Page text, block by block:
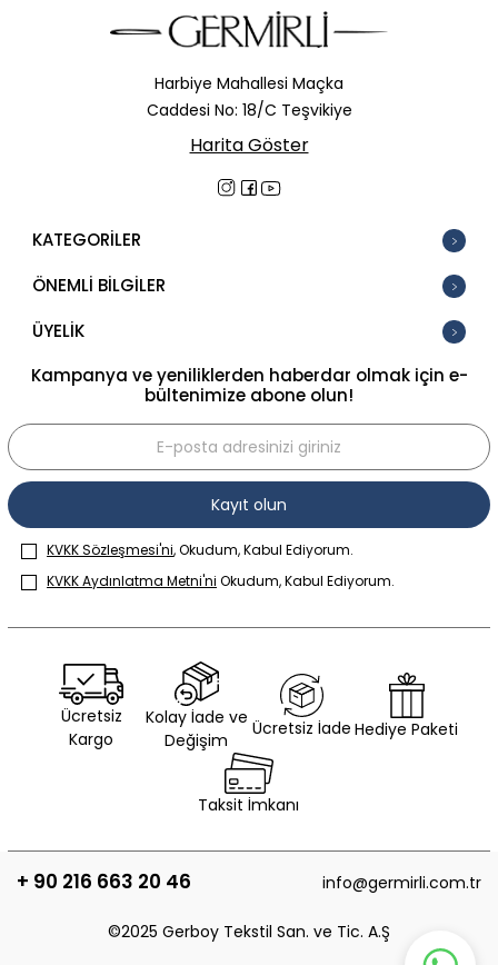
Harbiye Mahallesi Maçka
Caddesi No: 18/C Teşvikiye
Harita Göster
KATEGORİLER
ÖNEMLİ BİLGİLER
ÜYELİK
Kampanya ve yeniliklerden haberdar olmak için e-
bültenimize abone olun!
Kayıt olun
KVKK Sözleşmesi'ni, Okudum, Kabul Ediyorum.
KVKK Aydınlatma Metni'ni Okudum, Kabul Ediyorum.
Ücretsiz
Kargo
Kolay İade ve
Değişim
Ücretsiz İade Hediye Paketi
Taksit İmkanı
+ 90 216 663 20 46 info@germirli.com.tr
©2025 Gerboy Tekstil San. ve Tic. A.Ş